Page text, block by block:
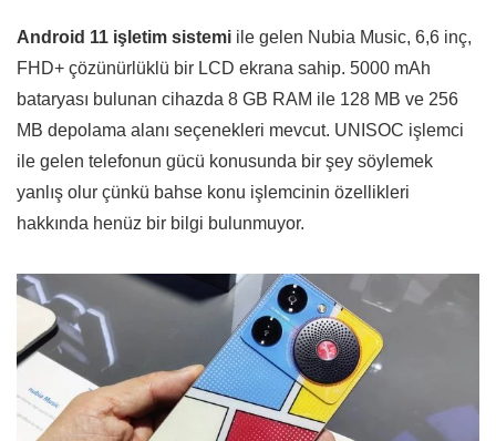
Android 11 işletim sistemi ile gelen Nubia Music, 6,6 inç,
FHD+ çözünürlüklü bir LCD ekrana sahip. 5000 mAh
bataryası bulunan cihazda 8 GB RAM ile 128 MB ve 256
MB depolama alanı seçenekleri mevcut. UNISOC işlemci
ile gelen telefonun gücü konusunda bir şey söylemek
yanlış olur çünkü bahse konu işlemcinin özellikleri
hakkında henüz bir bilgi bulunmuyor.